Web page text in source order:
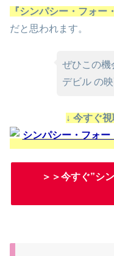
『シンパシー・フォー
だと思われます。
ぜひこの機
デビル の
↓ 今すぐ
＞＞今すぐ”シ